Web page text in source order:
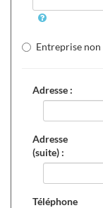
Entreprise
Adresse :
Adresse
(suite) :
Téléphone